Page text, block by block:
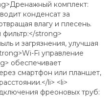
комплект:
конденсат за
влагу и плесень.
strong>
и загрязнения, улучшая
Fi управление
обеспечивает
смартфон или планшет,
li> <li>
фреоновых труб: